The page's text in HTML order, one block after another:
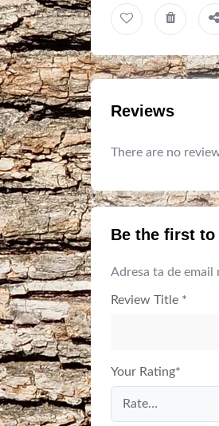
Reviews
There are no
Be the first to
Adresa ta de email
Review Title *
Your Rating*